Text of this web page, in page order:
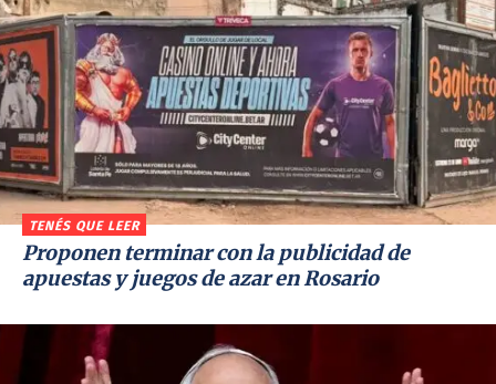
TENÉS QUE LEER
Proponen terminar con la publicidad de
apuestas y juegos de azar en Rosario